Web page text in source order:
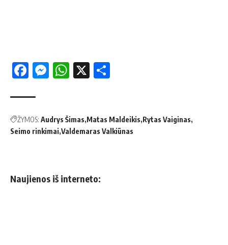
Facebook
Messenger
WhatsApp
X
ŽYMOS: Audrys Šimas Matas Maldeikis Rytas Vaiginas
Seimo rinkimai Valdemaras Valkiūnas
Naujienos iš interneto: